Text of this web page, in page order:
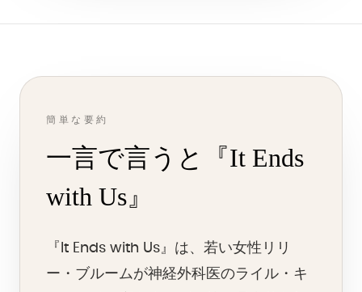
簡単な要約
一言で言うと『It Ends
with Us』
『It Ends with Us』は、若い女性リリ
ー・ブルームが神経外科医のライル・キ